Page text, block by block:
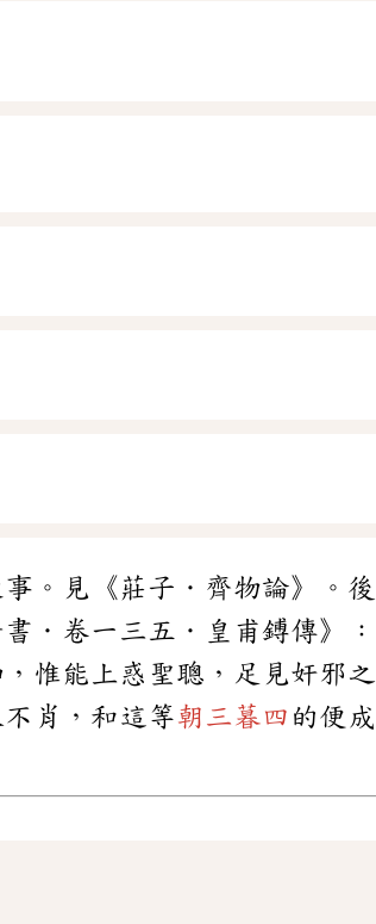
。見《莊子．齊物論》。後
．卷一三五．皇甫鎛傳》：
，惟能上惑聖聰，足見奸邪之
肖，和這等朝三暮四 的便成